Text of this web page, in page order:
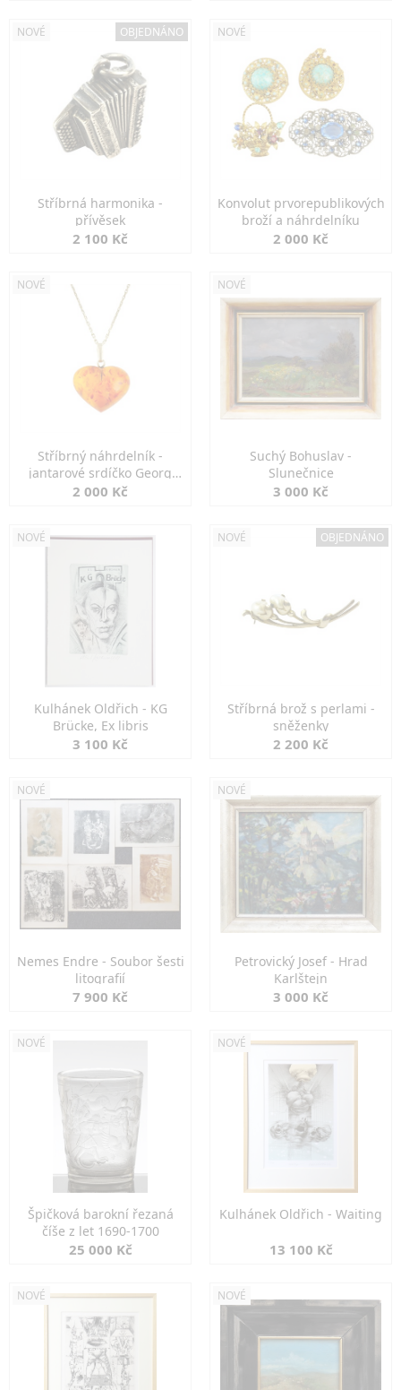
NOVÉ OBJEDNÁNO
Stříbrná harmonika -
přívěsek
2 100 Kč
NOVÉ
Konvolut prvorepublikových
broží a náhrdelníku
2 000 Kč
NOVÉ
Stříbrný náhrdelník -
jantarové srdíčko Georg
Kramer
2 000 Kč
NOVÉ
Suchý Bohuslav -
Slunečnice
3 000 Kč
NOVÉ
Kulhánek Oldřich - KG
Brücke, Ex libris
3 100 Kč
NOVÉ OBJEDNÁNO
Stříbrná brož s perlami -
sněženky
2 200 Kč
NOVÉ
Nemes Endre - Soubor šesti
litografií
7 900 Kč
NOVÉ
Petrovický Josef - Hrad
Karlštejn
3 000 Kč
NOVÉ
Špičková barokní řezaná
číše z let 1690-1700
25 000 Kč
NOVÉ
Kulhánek Oldřich - Waiting
13 100 Kč
NOVÉ NOVÉ